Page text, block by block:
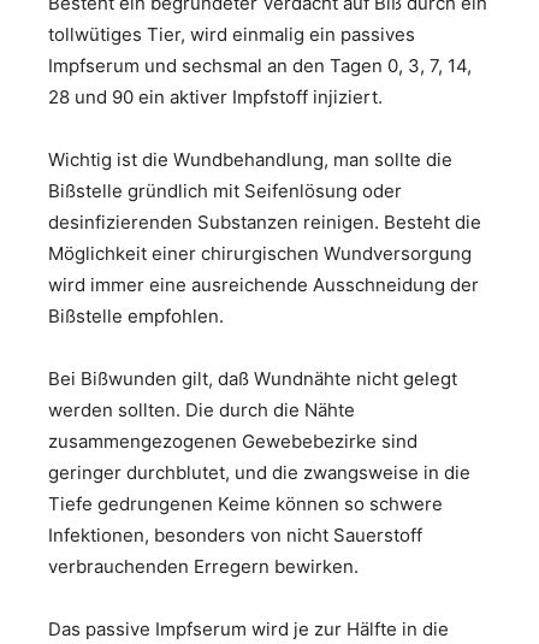
tollwütiges Tier, wird einmalig ein passives
Impfserum und sechsmal an den Tagen 0, 3, 7, 14,
28 und 90 ein aktiver Impfstoff injiziert.
Wichtig ist die Wundbehandlung, man sollte die
Bißstelle gründlich mit Seifenlösung oder
desinfizierenden Substanzen reinigen. Besteht die
Möglichkeit einer chirurgischen Wundversorgung
wird immer eine ausreichende Ausschneidung der
Bißstelle empfohlen.
Bei Bißwunden gilt, daß Wundnähte nicht gelegt
werden sollten. Die durch die Nähte
zusammengezogenen Gewebebezirke sind
geringer durchblutet, und die zwangsweise in die
Tiefe gedrungenen Keime können so schwere
Infektionen, besonders von nicht Sauerstoff
verbrauchenden Erregern bewirken.
Das passive Impfserum wird je zur Hälfte in die